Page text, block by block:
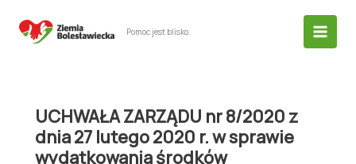
Pomoc jest blisko.
UCHWAŁA ZARZĄDU nr 8/2020 z
dnia 27 lutego 2020 r. w sprawie
wydatkowania środków